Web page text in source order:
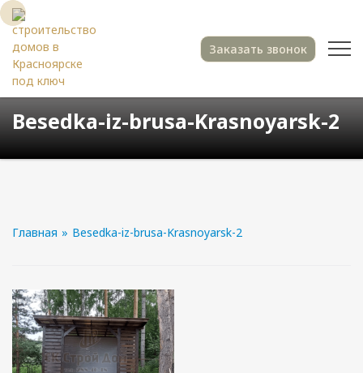
Заказать звонок
Besedka-iz-brusa-Krasnoyarsk-2
Главная » Besedka-iz-brusa-Krasnoyarsk-2